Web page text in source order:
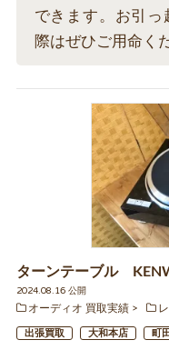
できます。お引
際はぜひご用命く
ターンテーブル
2024.08.16 公開
オーディオ 買取実績
出張買取 大和本店 町